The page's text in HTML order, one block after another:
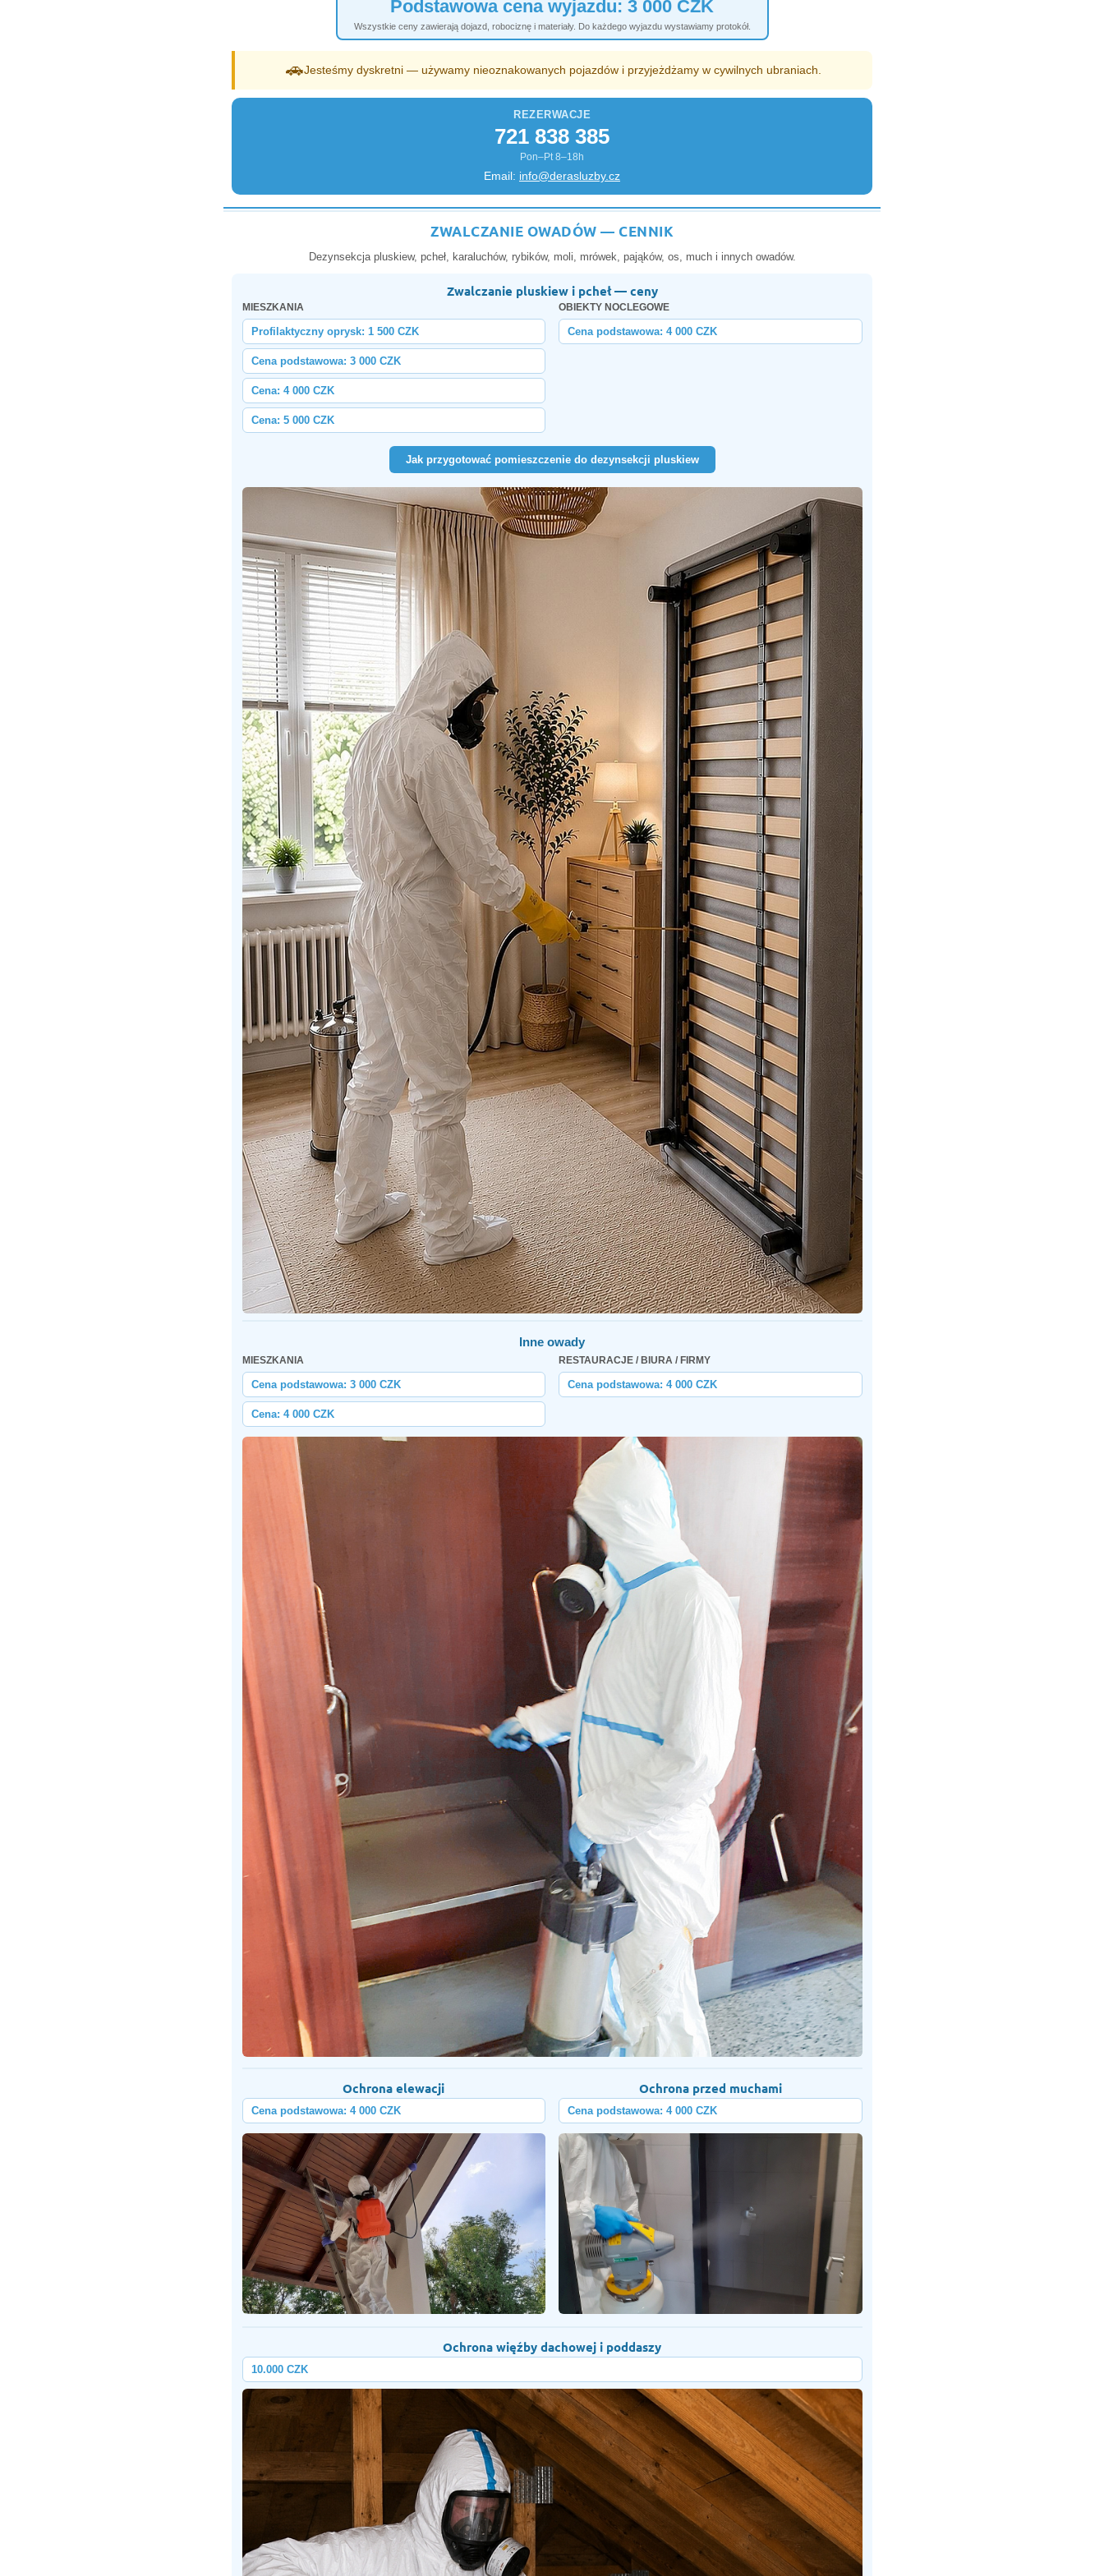
Podstawowa cena wyjazdu: 3 000 CZK
Wszystkie ceny zawierają dojazd, robociznę i materiały. Do każdego wyjazdu wystawiamy protokół.
🚗Jesteśmy dyskretni — używamy nieoznakowanych pojazdów i przyjeżdżamy w cywilnych ubraniach.
REZERWACJE
721 838 385
Pon–Pt 8–18h
Email: info@derasluzby.cz
ZWALCZANIE OWADÓW — CENNIK
Dezynsekcja pluskiew, pcheł, karaluchów, rybików, moli, mrówek, pająków, os, much i innych owadów.
Zwalczanie pluskiew i pcheł — ceny
MIESZKANIA
Profilaktyczny oprysk: 1 500 CZK
Cena podstawowa: 3 000 CZK
Cena: 4 000 CZK
Cena: 5 000 CZK
OBIEKTY NOCLEGOWE
Cena podstawowa: 4 000 CZK
Jak przygotować pomieszczenie do dezynsekcji pluskiew
Inne owady
MIESZKANIA
Cena podstawowa: 3 000 CZK
Cena: 4 000 CZK
RESTAURACJE / BIURA / FIRMY
Cena podstawowa: 4 000 CZK
Ochrona elewacji
Cena podstawowa: 4 000 CZK
Ochrona przed muchami
Cena podstawowa: 4 000 CZK
Ochrona więźby dachowej i poddaszy
10.000 CZK